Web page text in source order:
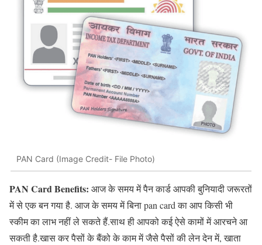
PAN Card (Image Credit- File Photo)
PAN Card Benefits: आज के समय में पैन कार्ड आपकी बुनियादी जरूरतों
में से एक बन गया है. आज के समय में बिना pan card का आप किसी भी
स्कीम का लाभ नहीं ले सकते हैं.साथ ही आपको कई ऐसे कामों में आरचने आ
सकती है.खास कर पैसों के बैंको के काम में जैसे पैसों की लेन देन में, खाता